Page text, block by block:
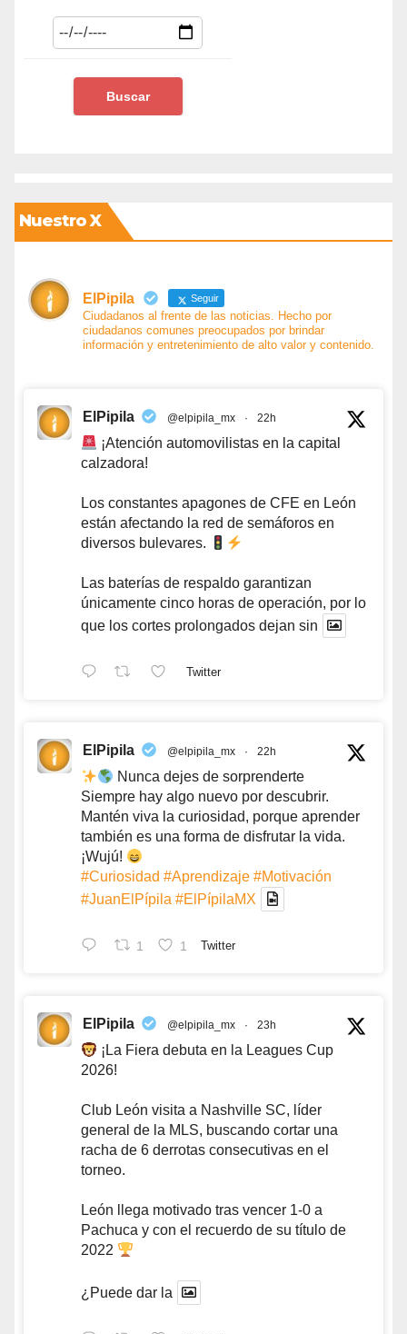
Nuestro X
ElPipila Seguir
Ciudadanos al frente de las noticias. Hecho por
ciudadanos comunes preocupados por brindar
información y entretenimiento de alto valor y contenido.
ElPipila @elpipila_mx · 22h
¡Atención automovilistas en la capital
calzadora!
Los constantes apagones de CFE en León
están afectando la red de semáforos en
diversos bulevares.
Las baterías de respaldo garantizan
únicamente cinco horas de operación, por lo
que los cortes prolongados dejan sin
Twitter
ElPipila @elpipila_mx · 22h
Nunca dejes de sorprenderte
Siempre hay algo nuevo por descubrir.
Mantén viva la curiosidad, porque aprender
también es una forma de disfrutar la vida.
¡Wujú!
#Curiosidad #Aprendizaje #Motivación
#JuanElPípila #ElPípilaMX
1 1 Twitter
ElPipila @elpipila_mx · 23h
¡La Fiera debuta en la Leagues Cup
2026!
Club León visita a Nashville SC, líder
general de la MLS, buscando cortar una
racha de 6 derrotas consecutivas en el
torneo.
León llega motivado tras vencer 1-0 a
Pachuca y con el recuerdo de su título de
2022
¿Puede dar la